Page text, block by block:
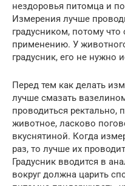
нездоровья питомца и
Измерения лучше
градусником, потому
применению. У
градусник, его не нужно
Перед тем как делать
лучше смазать
проводиться ректально,
животное, ласково
вкуснятиной. Когда
раз, то лучше их
Градусник вводится в
вокруг должна царить